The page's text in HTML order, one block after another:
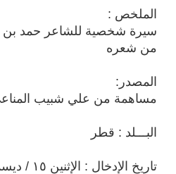
الملخص :
سيرة شخصية للشاعر حمد بن
من شعره
المصدر:
مساهمة من علي شبيب
البـــلد : قطر
تاريخ الإدخال : الإثنين ١٥ / ديسمبر / ٢٠٠٨